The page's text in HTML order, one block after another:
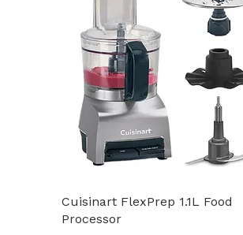
Cuisinart FlexPrep 1.1L Food
Processor